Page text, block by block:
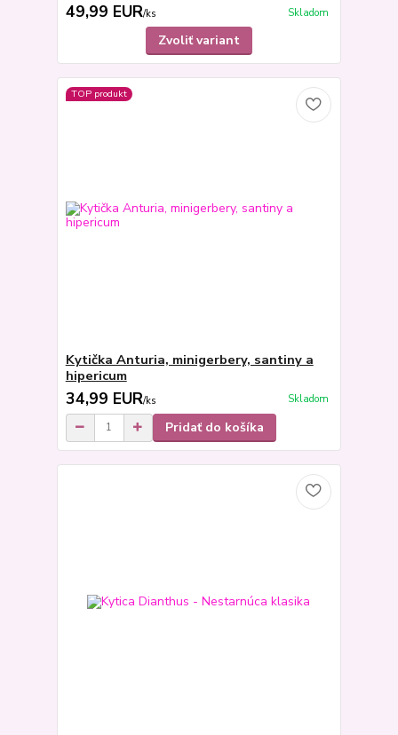
49,99 EUR/ks Skladom
Zvoliť variant
TOP produkt
Kytička Anturia, minigerbery, santiny a
hipericum
34,99 EUR/ks Skladom
Pridať do košíka